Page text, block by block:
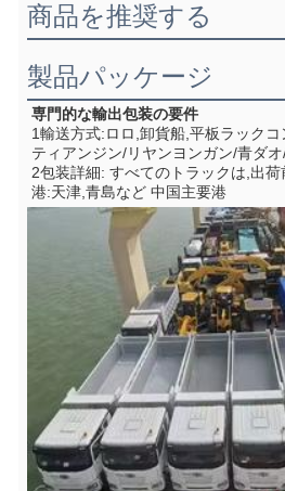
商品を推奨する
製品パッケージ
専門的な輸出包装の要件
1輸送方式:ロロ,卸貨船,平板ラックコ
ティアンジン/リヤンヨンガン/青ダ
2包装詳細: すべてのトラックは,出
港:天津,青島など 中国主要港